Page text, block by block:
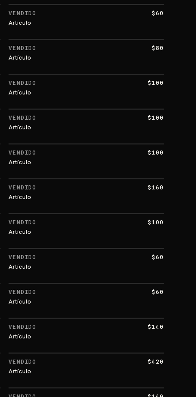
VENDIDO $60
Artículo
VENDIDO $80
Artículo
VENDIDO $100
Artículo
VENDIDO $100
Artículo
VENDIDO $100
Artículo
VENDIDO $160
Artículo
VENDIDO $100
Artículo
VENDIDO $60
Artículo
VENDIDO $60
Artículo
VENDIDO $140
Artículo
VENDIDO $420
Artículo